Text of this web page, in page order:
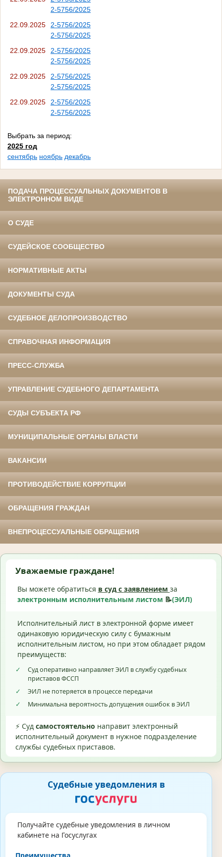
2-5756/2025
22.09.2025
2-5756/2025
2-5756/2025
22.09.2025
2-5756/2025
2-5756/2025
22.09.2025
2-5756/2025
2-5756/2025
22.09.2025
2-5756/2025
2-5756/2025
Выбрать за период:
2025 год
сентябрь ноябрь декабрь
ПОДАЧА ПРОЦЕССУАЛЬНЫХ ДОКУМЕНТОВ В
ЭЛЕКТРОННОМ ВИДЕ
О СУДЕ
СУДЕЙСКОЕ СООБЩЕСТВО
НОРМАТИВНЫЕ АКТЫ
ДОКУМЕНТЫ СУДА
СУДЕБНОЕ ДЕЛОПРОИЗВОДСТВО
СПРАВОЧНАЯ ИНФОРМАЦИЯ
ПРЕСС-СЛУЖБА
УПРАВЛЕНИЕ СУДЕБНОГО ДЕПАРТАМЕНТА
СУДЫ СУБЪЕКТА РФ
МУНИЦИПАЛЬНЫЕ ОРГАНЫ ВЛАСТИ
ВАКАНСИИ
ПРОТИВОДЕЙСТВИЕ КОРРУПЦИИ
ОБРАЩЕНИЯ ГРАЖДАН
ВНЕПРОЦЕССУАЛЬНЫЕ ОБРАЩЕНИЯ
Уважаемые граждане!
Вы можете обратиться в суд с заявлением за
электронным исполнительным листом 📝(ЭИЛ)
Исполнительный лист в электронной форме имеет
одинаковую юридическую силу с бумажным
исполнительным листом, но при этом обладает рядом
преимуществ:
✓
Суд оперативно направляет ЭИЛ в службу судебных
приставов ФССП
✓
ЭИЛ не потеряется в процессе передачи
✓
Минимальна вероятность допущения ошибок в ЭИЛ
⚡ Суд самостоятельно направит электронный
исполнительный документ в нужное подразделение
службы судебных приставов.
Судебные уведомления в
Получайте судебные уведомления в личном
кабинете на Госуслугах